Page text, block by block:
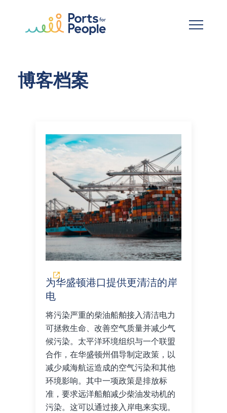
博客档案
为华盛顿港口提供更清洁的岸
电
将污染严重的柴油船舶接入清洁电力
可拯救生命、改善空气质量并减少气
候污染。太平洋环境组织与一个联盟
合作，在华盛顿州倡导制定政策，以
减少咸海航运造成的空气污染和其他
环境影响。其中一项政策是排放标
准，要求远洋船舶减少柴油发动机的
污染。这可以通过接入岸电来实现。